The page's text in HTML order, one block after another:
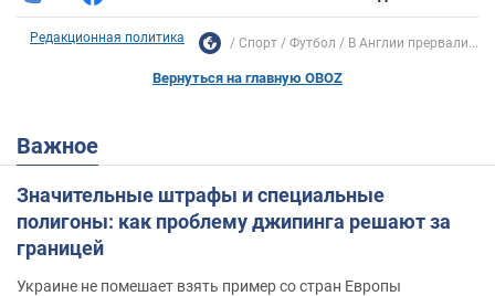
Редакционная политика Спорт Футбол В Англии прервали...
Вернуться на главную OBOZ
Важное
Значительные штрафы и специальные
полигоны: как проблему джипинга решают за
границей
Украине не помешает взять пример со стран Европы